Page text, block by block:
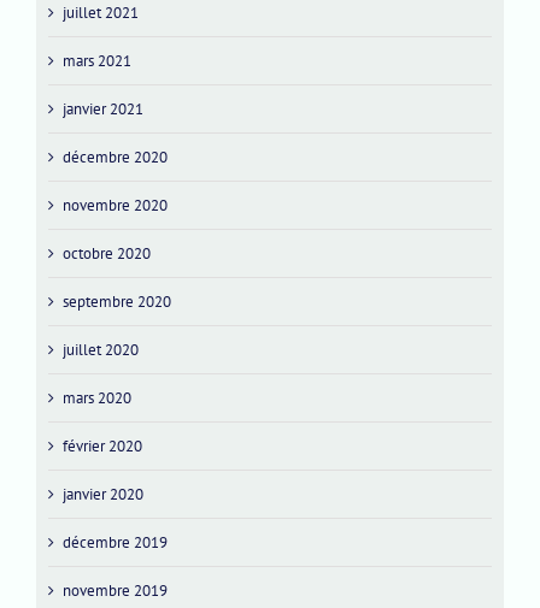
juillet 2021
mars 2021
janvier 2021
décembre 2020
novembre 2020
octobre 2020
septembre 2020
juillet 2020
mars 2020
février 2020
janvier 2020
décembre 2019
novembre 2019